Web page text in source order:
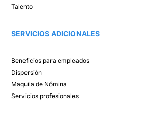
Talento ​
SERVICIOS ADICIONALES
Beneficios para empleados​
Dispersión​
Maquila de Nómina​
Servicios profesionales